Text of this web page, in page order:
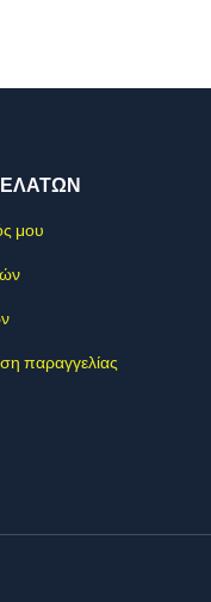
μου
παραγγελίας